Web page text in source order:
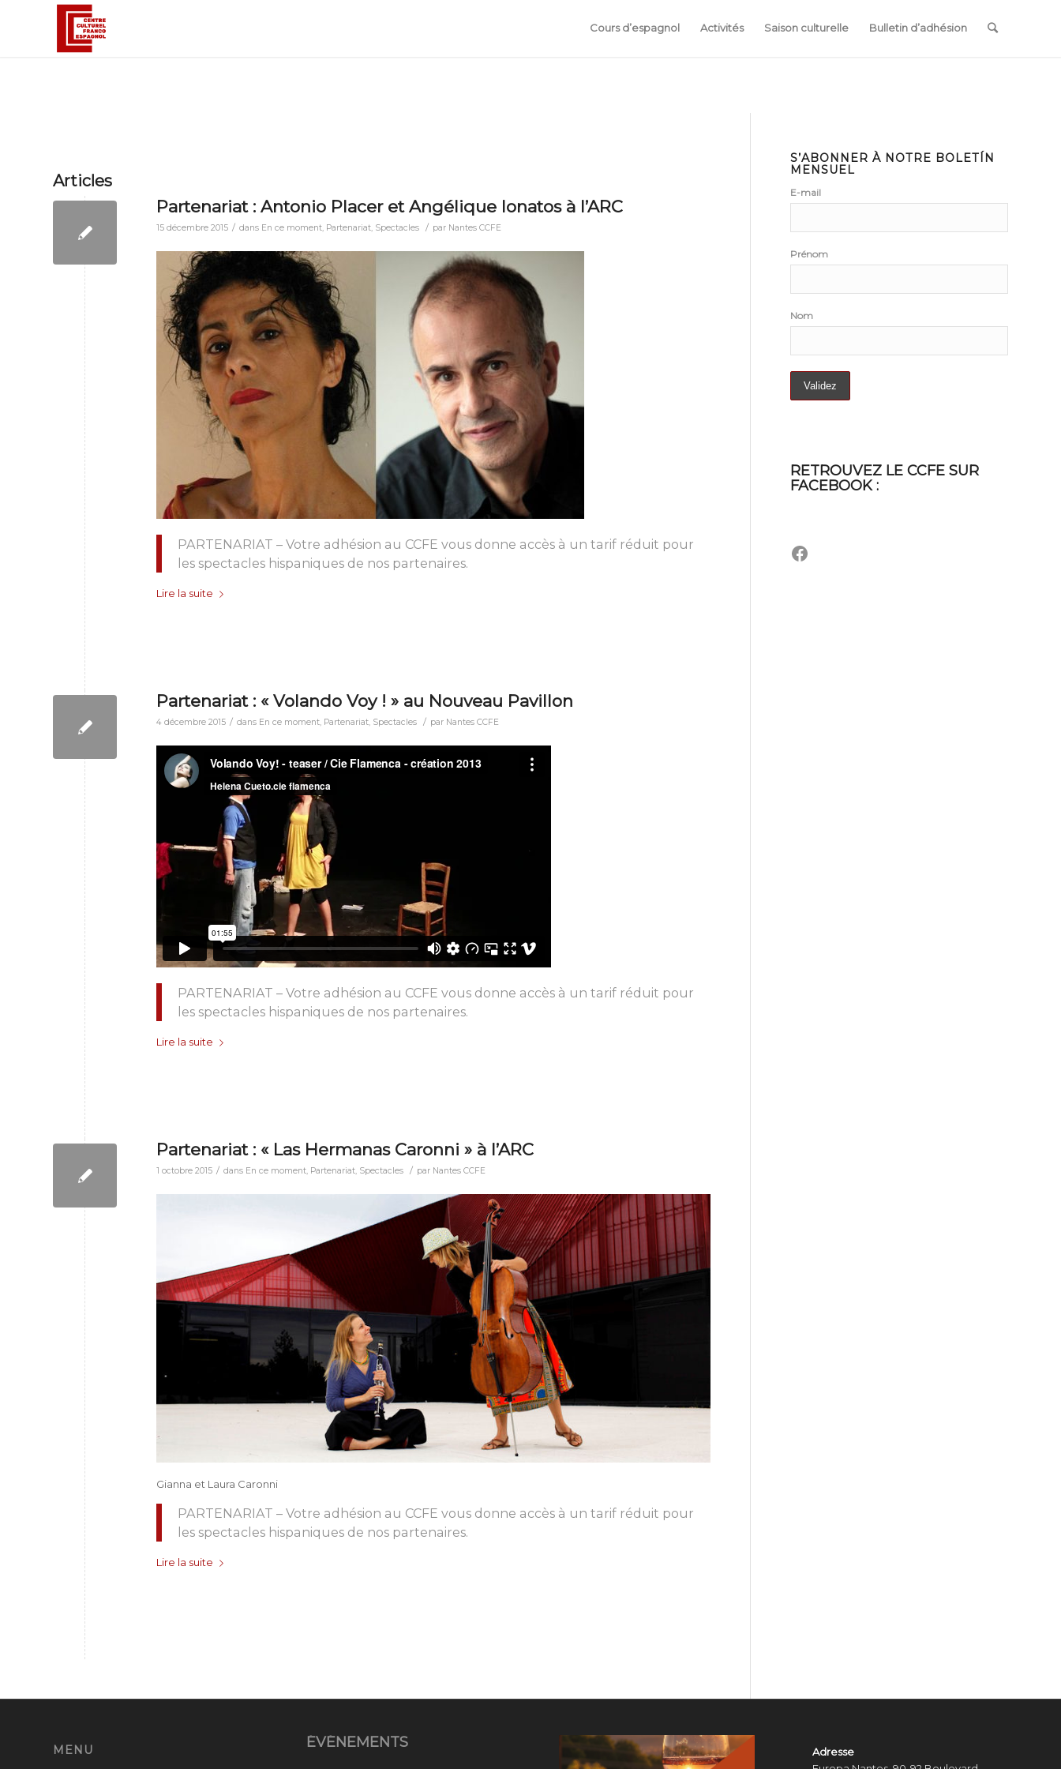
Cours d’espagnol Activités Saison culturelle Bulletin d’adhésion
Articles
Partenariat : Antonio Placer et Angélique Ionatos à l’ARC
15 décembre 2015 / dans En ce moment, Partenariat, Spectacles / par Nantes CCFE
PARTENARIAT – Votre adhésion au CCFE vous donne accès à un tarif réduit pour
les spectacles hispaniques de nos partenaires.
Lire la suite
Partenariat : « Volando Voy ! » au Nouveau Pavillon
4 décembre 2015 / dans En ce moment, Partenariat, Spectacles / par Nantes CCFE
PARTENARIAT – Votre adhésion au CCFE vous donne accès à un tarif réduit pour
les spectacles hispaniques de nos partenaires.
Lire la suite
Partenariat : « Las Hermanas Caronni » à l’ARC
1 octobre 2015 / dans En ce moment, Partenariat, Spectacles / par Nantes CCFE
Gianna et Laura Caronni
PARTENARIAT – Votre adhésion au CCFE vous donne accès à un tarif réduit pour
les spectacles hispaniques de nos partenaires.
Lire la suite
S’ABONNER À NOTRE BOLETÍN
MENSUEL
E-mail
Prénom
Nom
RETROUVEZ LE CCFE SUR
FACEBOOK :
Facebook
MENU ÉVÉNEMENTS
Adresse